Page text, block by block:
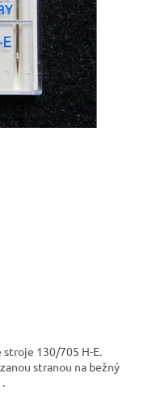
stroje 130/705 H-E.
stranou na bežný